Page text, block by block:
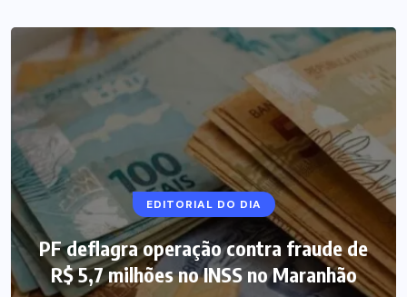
EDITORIAL DO DIA
PF deflagra operação contra fraude de
R$ 5,7 milhões no INSS no Maranhão
NOTÍCIAS DO BRASIL
Mega-Sena 3.041 acumula, e prêmio
estimado chega a R$ 165 milhões